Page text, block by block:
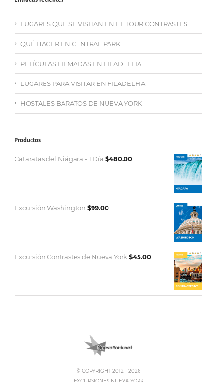
LUGARES QUE SE VISITAN EN EL TOUR CONTRASTES
QUÉ HACER EN CENTRAL PARK
PELÍCULAS FILMADAS EN FILADELFIA
LUGARES PARA VISITAR EN FILADELFIA
HOSTALES BARATOS DE NUEVA YORK
Productos
Cataratas del Niágara - 1 Día $480.00
Excursión Washington $99.00
Excursión Contrastes de Nueva York $45.00
© COPYRIGHT 2012 - 2026